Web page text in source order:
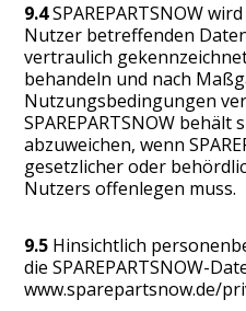
9.4SPAREPARTSNOW
Nutzer betreffenden
vertraulich
behandeln und nach
Nutzungsbedingungen
SPAREPARTSNOW behält
abzuweichen, wenn
gesetzlicher oder
Nutzers offenlegen muss.
9.5 Hinsichtlich
die SPAREPARTSNOW-
www.sparepartsnow.de/